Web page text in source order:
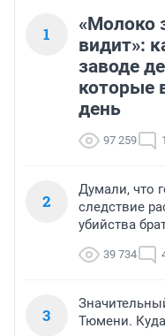
1
«Молоко
видит»:
заводе
которые
день
97 259
2
Думали, что
следствие
убийства
39 734
3
Тюмени.